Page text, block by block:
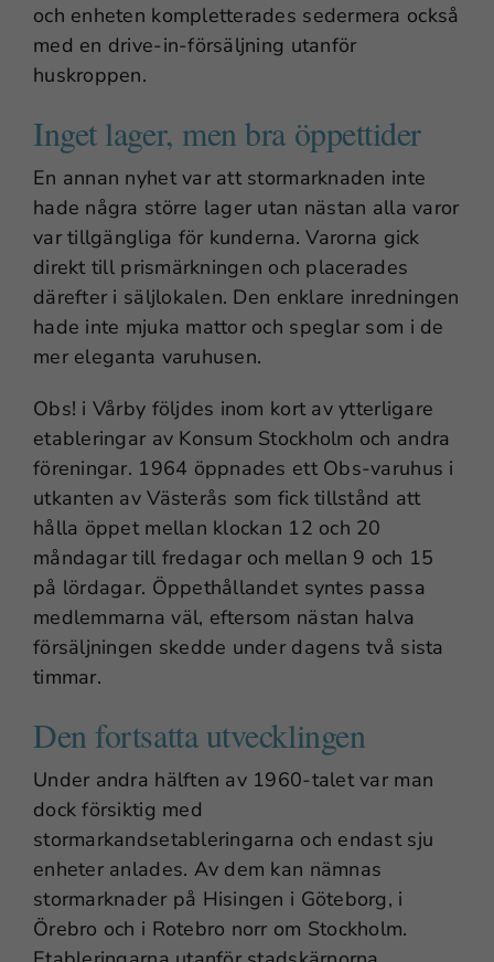
och enheten kompletterades sedermera också
med en drive-in-försäljning utanför
huskroppen.
Inget lager, men bra öppettider
En annan nyhet var att stormarknaden inte
hade några större lager utan nästan alla varor
var tillgängliga för kunderna. Varorna gick
direkt till prismärkningen och placerades
därefter i säljlokalen. Den enklare inredningen
hade inte mjuka mattor och speglar som i de
mer eleganta varuhusen.
Obs! i Vårby följdes inom kort av ytterligare
etableringar av Konsum Stockholm och andra
föreningar. 1964 öppnades ett Obs-varuhus i
utkanten av Västerås som fick tillstånd att
hålla öppet mellan klockan 12 och 20
måndagar till fredagar och mellan 9 och 15
på lördagar. Öppethållandet syntes passa
medlemmarna väl, eftersom nästan halva
försäljningen skedde under dagens två sista
timmar.
Den fortsatta utvecklingen
Under andra hälften av 1960-talet var man
dock försiktig med
stormarkandsetableringarna och endast sju
enheter anlades. Av dem kan nämnas
stormarknader på Hisingen i Göteborg, i
Örebro och i Rotebro norr om Stockholm.